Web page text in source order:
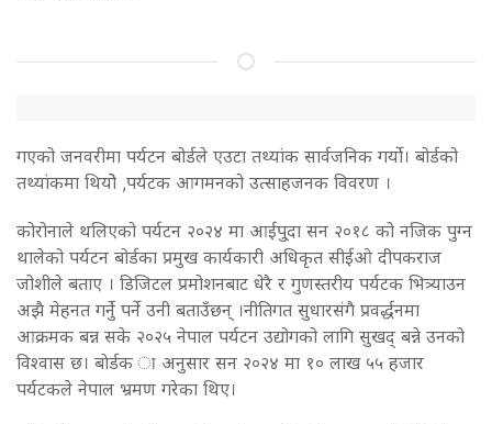
गएको जनवरीमा पर्यटन बोर्डले एउटा तथ्यांक सार्वजनिक गर्यो। बोर्डको
तथ्यांकमा थियोे ,पर्यटक आगमनको उत्साहजनक विवरण ।
कोरोनाले थलिएको पर्यटन २०२४ मा आईपु्दा सन २०१८ को नजिक पुग्न
थालेको पर्यटन बोर्डका प्रमुख कार्यकारी अधिकृत सीईओ दीपकराज
जोशीले बताए । डिजिटल प्रमोशनबाट धेरै र गुणस्तरीय पर्यटक भित्र्याउन
अझै मेहनत गर्नेु पर्ने उनी बताउँछन् ।नीतिगत सुधारसंगै प्रवर्द्धनमा
आक्रमक बन्न सके २०२५ नेपाल पर्यटन उद्योगको लागि सुखद् बन्ने उनको
विश्वास छ। बाेर्डक ा अनुसार सन २०२४ मा १० लाख ५५ हजार
पर्यटकले नेपाल भ्रमण गरेका थिए।